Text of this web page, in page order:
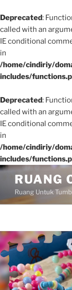
Deprecated:
called with an
IE conditional
in
/home/cindiriy/
includes/
Deprecated:
called with an
IE conditional
in
/home/cindiriy/
includes/
Skip
content
RUANG
Ruang Untuk